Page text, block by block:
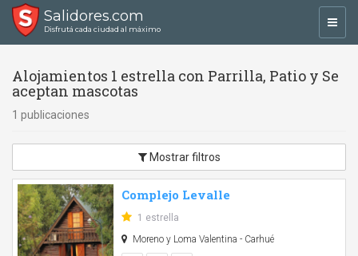
Salidores.com
Disfrutá cada ciudad al máximo
Alojamientos 1 estrella con Parrilla, Patio y Se
aceptan mascotas
1 publicaciones
Mostrar filtros
Complejo Levalle
1 estrella
Moreno y Loma Valentina - Carhué